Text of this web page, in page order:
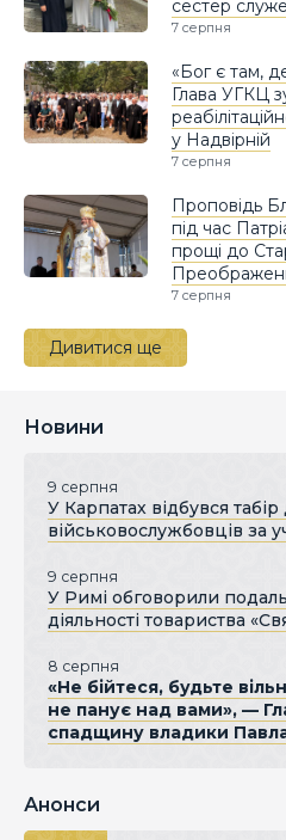
сестер
7 серпня
«Бог є там,
Глава УГКЦ
у Надвірній
7 серпня
Проповідь
під час
прощі до
7 серпня
Дивитися ще
Новини
9 серпня
У Карпатах відбувся табір
військовослужбовців за
9 серпня
У Римі обговорили
діяльності товариства
8 серпня
«Не бійтеся, будьте
не панує над вами», —
спадщину владики
Анонси